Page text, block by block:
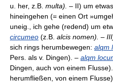
u. her, z.B. multa). – II) um
hineingehen (= einen Ort
uneig., ich gehe (redend) um
circumeo (z.B. alcis nomen). –
sich rings herumbewegen: alqm
Pers. als v. Dingen). – alqm
Dingen, auch von einem
herumfließen, von einem